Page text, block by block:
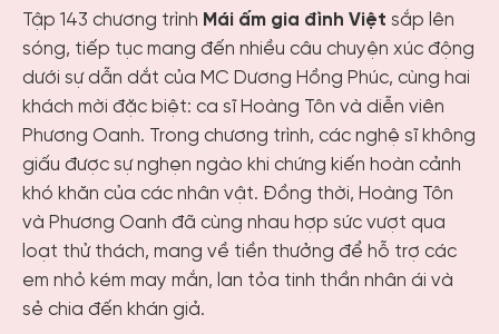
Tập 143 chương trình Mái ấm gia đình Việt sắp lên
sóng, tiếp tục mang đến nhiều câu chuyện xúc động
dưới sự dẫn dắt của MC Dương Hồng Phúc, cùng hai
khách mời đặc biệt: ca sĩ Hoàng Tôn và diễn viên
Phương Oanh. Trong chương trình, các nghệ sĩ không
giấu được sự nghẹn ngào khi chứng kiến hoàn cảnh
khó khăn của các nhân vật. Đồng thời, Hoàng Tôn
và Phương Oanh đã cùng nhau hợp sức vượt qua
loạt thử thách, mang về tiền thưởng để hỗ trợ các
em nhỏ kém may mắn, lan tỏa tinh thần nhân ái và
sẻ chia đến khán giả.